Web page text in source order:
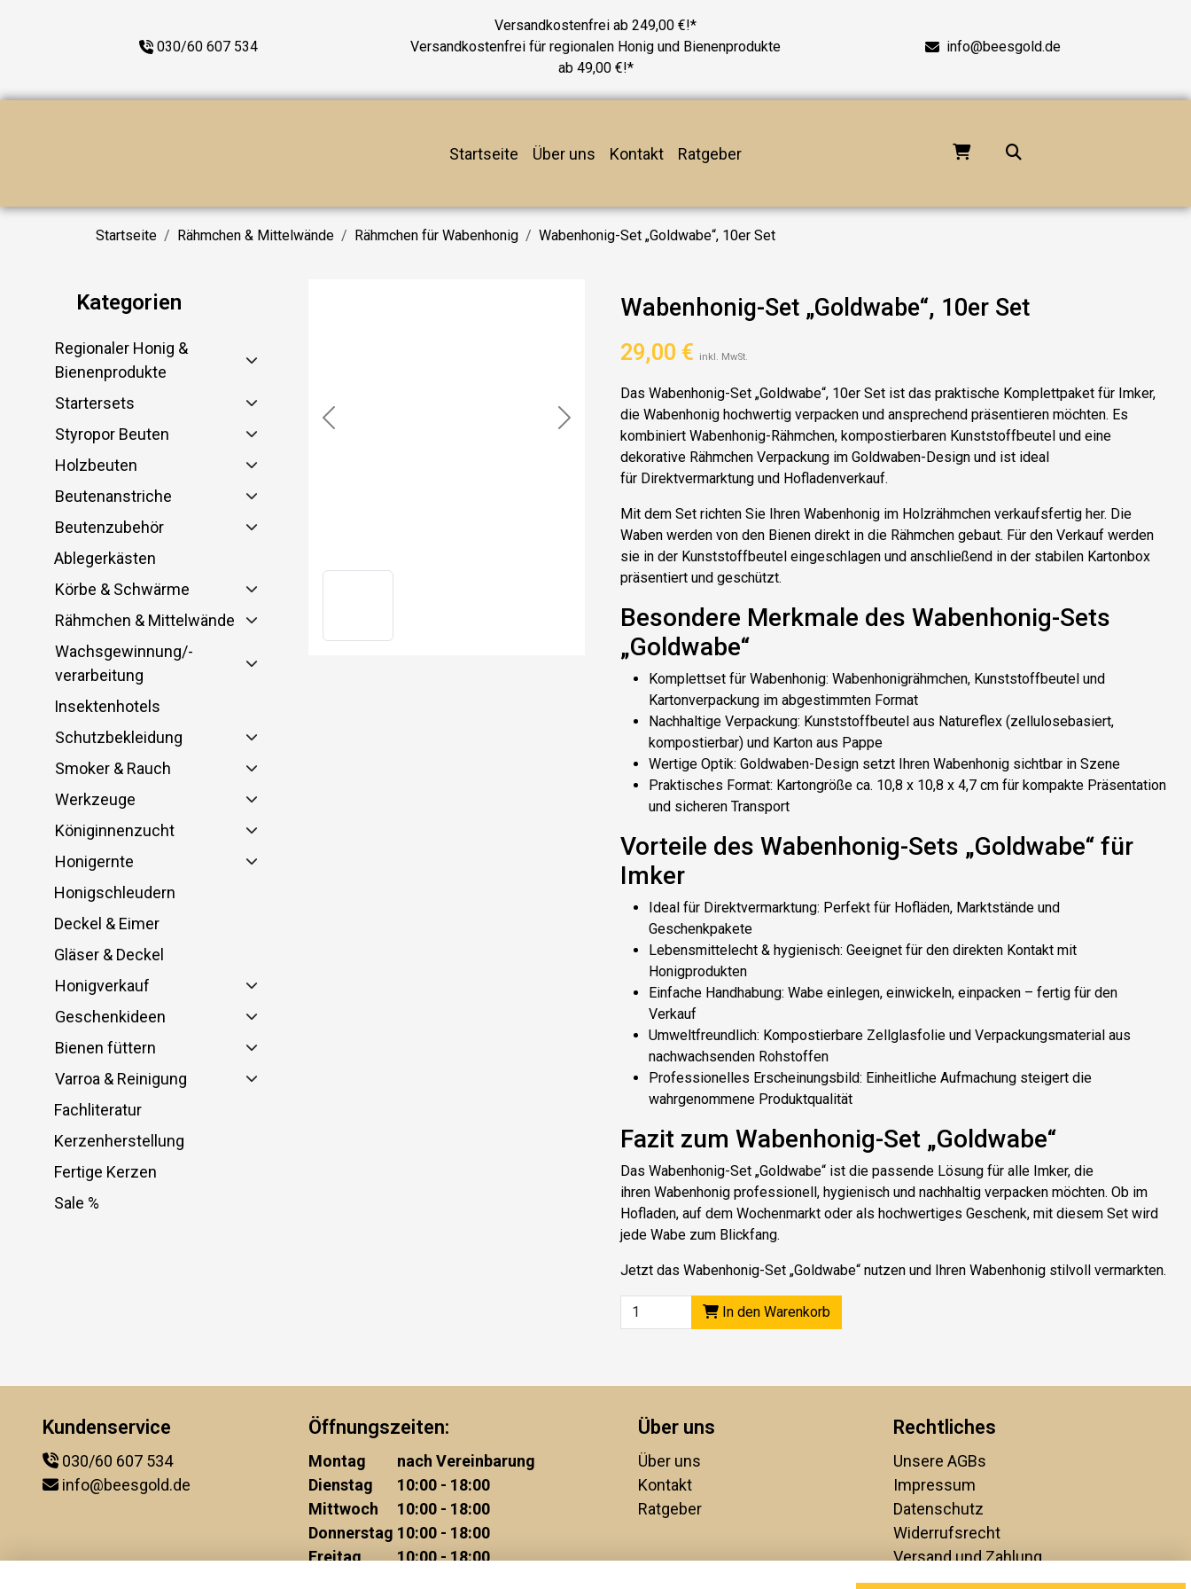
030/60 607 534
Versandkostenfrei ab 249,00 €!*
Versandkostenfrei für regionalen Honig und Bienenprodukte
ab 49,00 €!*
info@beesgold.de
Startseite Über uns Kontakt Ratgeber
Startseite Rähmchen & Mittelwände Rähmchen für Wabenhonig Wabenhonig-Set „Goldwabe“, 10er Set
Kategorien
Regionaler Honig &
Bienenprodukte
Startersets
Styropor Beuten
Holzbeuten
Beutenanstriche
Beutenzubehör
Ablegerkästen
Körbe & Schwärme
Rähmchen & Mittelwände
Wachsgewinnung/-
verarbeitung
Insektenhotels
Schutzbekleidung
Smoker & Rauch
Werkzeuge
Königinnenzucht
Honigernte
Honigschleudern
Deckel & Eimer
Gläser & Deckel
Honigverkauf
Geschenkideen
Bienen füttern
Varroa & Reinigung
Fachliteratur
Kerzenherstellung
Fertige Kerzen
Sale %
Previous Next
Wabenhonig-Set „Goldwabe“, 10er Set
29,00 € inkl. MwSt.
Das Wabenhonig-Set „Goldwabe“, 10er Set ist das praktische Komplettpaket für Imker,
die Wabenhonig hochwertig verpacken und ansprechend präsentieren möchten. Es
kombiniert Wabenhonig-Rähmchen, kompostierbaren Kunststoffbeutel und eine
dekorative Rähmchen Verpackung im Goldwaben-Design und ist ideal
für Direktvermarktung und Hofladenverkauf.
Mit dem Set richten Sie Ihren Wabenhonig im Holzrähmchen verkaufsfertig her. Die
Waben werden von den Bienen direkt in die Rähmchen gebaut. Für den Verkauf werden
sie in der Kunststoffbeutel eingeschlagen und anschließend in der stabilen Kartonbox
präsentiert und geschützt.
Besondere Merkmale des Wabenhonig-Sets
„Goldwabe“
Komplettset für Wabenhonig: Wabenhonigrähmchen, Kunststoffbeutel und
Kartonverpackung im abgestimmten Format
Nachhaltige Verpackung: Kunststoffbeutel aus Natureflex (zellulosebasiert,
kompostierbar) und Karton aus Pappe
Wertige Optik: Goldwaben-Design setzt Ihren Wabenhonig sichtbar in Szene
Praktisches Format: Kartongröße ca. 10,8 x 10,8 x 4,7 cm für kompakte Präsentation
und sicheren Transport
Vorteile des Wabenhonig-Sets „Goldwabe“ für
Imker
Ideal für Direktvermarktung: Perfekt für Hofläden, Marktstände und
Geschenkpakete
Lebensmittelecht & hygienisch: Geeignet für den direkten Kontakt mit
Honigprodukten
Einfache Handhabung: Wabe einlegen, einwickeln, einpacken – fertig für den
Verkauf
Umweltfreundlich: Kompostierbare Zellglasfolie und Verpackungsmaterial aus
nachwachsenden Rohstoffen
Professionelles Erscheinungsbild: Einheitliche Aufmachung steigert die
wahrgenommene Produktqualität
Fazit zum Wabenhonig-Set „Goldwabe“
Das Wabenhonig-Set „Goldwabe“ ist die passende Lösung für alle Imker, die
ihren Wabenhonig professionell, hygienisch und nachhaltig verpacken möchten. Ob im
Hofladen, auf dem Wochenmarkt oder als hochwertiges Geschenk, mit diesem Set wird
jede Wabe zum Blickfang.
Jetzt das Wabenhonig-Set „Goldwabe“ nutzen und Ihren Wabenhonig stilvoll vermarkten.
In den Warenkorb
Kundenservice
030/60 607 534
info@beesgold.de
Öffnungszeiten:
Montag
nach Vereinbarung
Dienstag
10:00 - 18:00
Mittwoch
10:00 - 18:00
Donnerstag 10:00 - 18:00
Freitag
10:00 - 18:00
Über uns
Über uns
Kontakt
Ratgeber
Rechtliches
Unsere AGBs
Impressum
Datenschutz
Widerrufsrecht
Versand und Zahlung